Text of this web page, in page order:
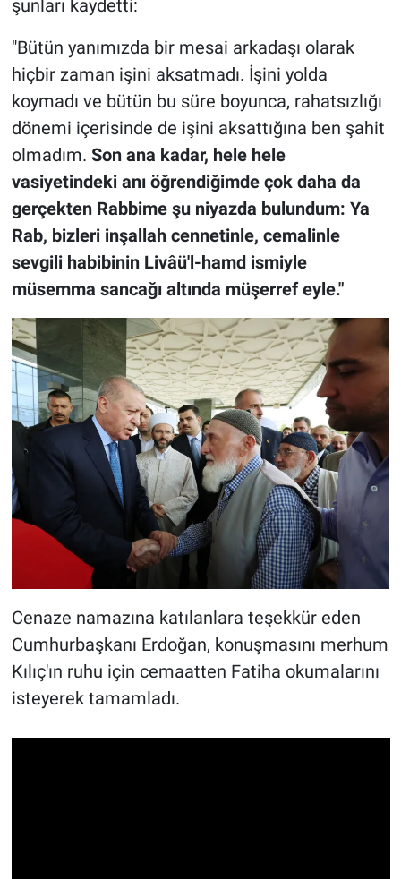
şunları kaydetti:
"Bütün yanımızda bir mesai arkadaşı olarak
hiçbir zaman işini aksatmadı. İşini yolda
koymadı ve bütün bu süre boyunca, rahatsızlığı
dönemi içerisinde de işini aksattığına ben şahit
olmadım. Son ana kadar, hele hele
vasiyetindeki anı öğrendiğimde çok daha da
gerçekten Rabbime şu niyazda bulundum: Ya
Rab, bizleri inşallah cennetinle, cemalinle
sevgili habibinin Livâü'l-hamd ismiyle
müsemma sancağı altında müşerref eyle."
Cenaze namazına katılanlara teşekkür eden
Cumhurbaşkanı Erdoğan, konuşmasını merhum
Kılıç'ın ruhu için cemaatten Fatiha okumalarını
isteyerek tamamladı.